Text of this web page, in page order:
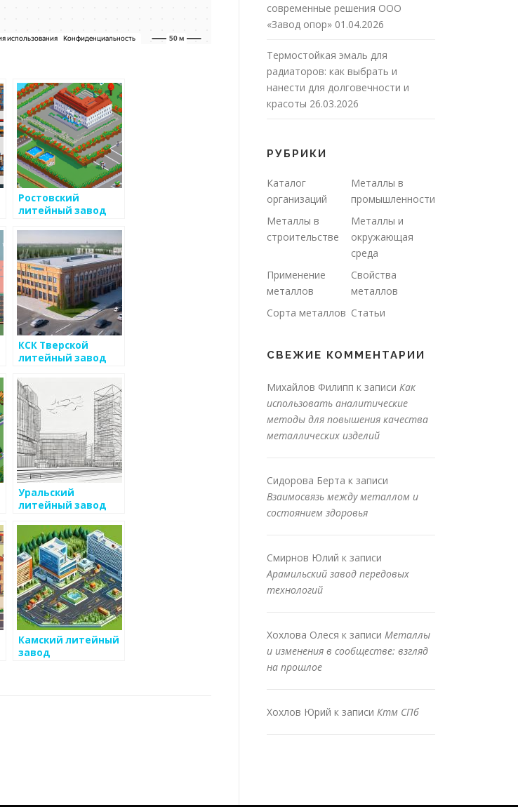
Ростовский
литейный завод
КСК Тверской
литейный завод
Уральский
литейный завод
Камский литейный
завод
современные решения ООО
«Завод опор» 01.04.2026
Термостойкая эмаль для
радиаторов: как выбрать и
нанести для долговечности и
красоты 26.03.2026
РУБРИКИ
Каталог
организаций
Металлы в
промышленности
Металлы в
строительстве
Металлы и
окружающая
среда
Применение
металлов
Свойства
металлов
Сорта металлов Статьи
СВЕЖИЕ КОММЕНТАРИИ
Михайлов Филипп к записи Как
использовать аналитические
методы для повышения качества
металлических изделий
Сидорова Берта к записи
Взаимосвязь между металлом и
состоянием здоровья
Смирнов Юлий к записи
Арамильский завод передовых
технологий
Хохлова Олеся к записи Металлы
и изменения в сообществе: взгляд
на прошлое
Хохлов Юрий к записи Ктм СПб